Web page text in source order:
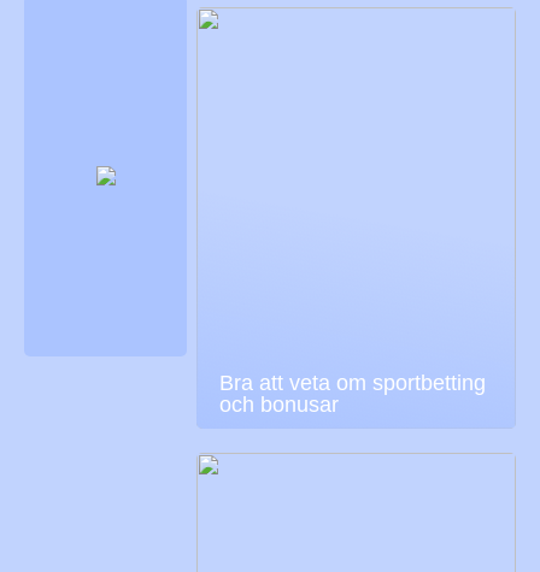
Bra att veta om sportbetting
och bonusar